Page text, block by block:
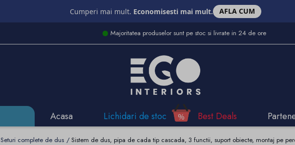
Cumperi mai mult. Economisesti mai mult. AFLA CUM
Majoritatea produselor sunt pe stoc si livrate in 24 de ore
Acasa Lichidari de stoc Best Deals
Seturi complete de dus Sistem de dus, pipa de cada tip cascada, 3 functii, suport obiecte, montaj pe